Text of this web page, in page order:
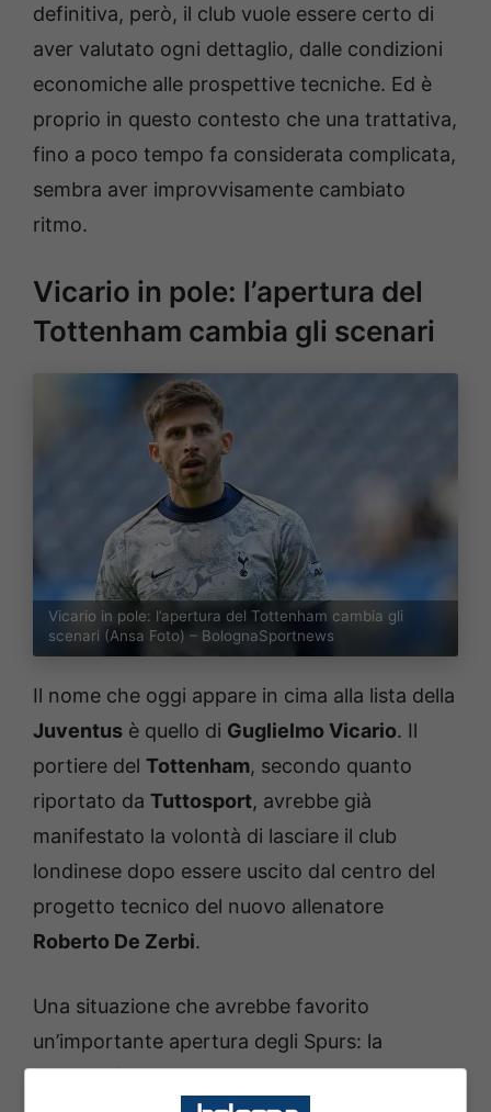
definitiva, però, il club vuole essere certo di
aver valutato ogni dettaglio, dalle condizioni
economiche alle prospettive tecniche. Ed è
proprio in questo contesto che una trattativa,
fino a poco tempo fa considerata complicata,
sembra aver improvvisamente cambiato
ritmo.
Vicario in pole: l’apertura del
Tottenham cambia gli scenari
Vicario in pole: l’apertura del Tottenham cambia gli
scenari (Ansa Foto) – BolognaSportnews
Il nome che oggi appare in cima alla lista della
Juventus è quello di Guglielmo Vicario. Il
portiere del Tottenham, secondo quanto
riportato da Tuttosport, avrebbe già
manifestato la volontà di lasciare il club
londinese dopo essere uscito dal centro del
progetto tecnico del nuovo allenatore
Roberto De Zerbi.
Una situazione che avrebbe favorito
un’importante apertura degli Spurs: la
possibilità di cedere il portiere con la formula